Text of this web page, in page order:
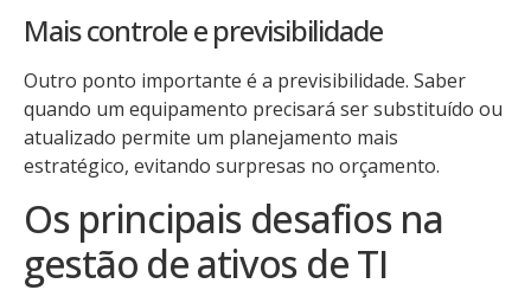
Mais controle e previsibilidade
Outro ponto importante é a previsibilidade. Saber
quando um equipamento precisará ser substituído ou
atualizado permite um planejamento mais
estratégico, evitando surpresas no orçamento.
Os principais desafios na
gestão de ativos de TI